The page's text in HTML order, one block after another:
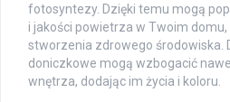
fotosyntezy. Dzięki temu mogą
i jakości powietrza w Twoim
stworzenia zdrowego środowiska.
doniczkowe mogą wzbogacić
wnętrza, dodając im życia i koloru.